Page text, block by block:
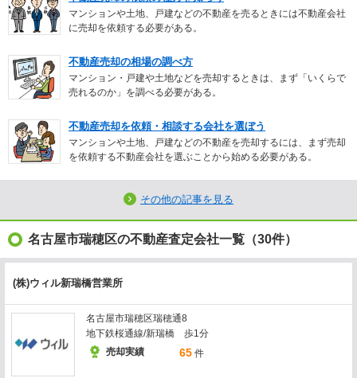
マンションや土地、戸建などの不動産を売るときには不動産会社
に売却を依頼する必要がある。
不動産売却の相場の調べ方
マンション・戸建や土地などを売却するときは、まず「いくらで
売れるのか」を調べる必要がある。
不動産売却を依頼・相談する会社を選ぼう
マンションや土地、戸建などの不動産を売却するには、まず売却
を依頼する不動産会社を選ぶことから始める必要がある。
その他の記事を見る
名古屋市瑞穂区の不動産査定会社一覧（30件）
(株)ウィル新瑞橋営業所
名古屋市瑞穂区瑞穂通8
地下鉄桜通線/新瑞橋 歩1分
売却実績
65 件